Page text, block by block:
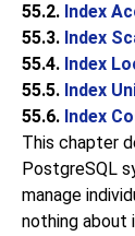
55.2. Index
55.3. Index
55.4. Index
55.5. Index
55.6. Index
This chapter
PostgreSQL
manage
nothing about